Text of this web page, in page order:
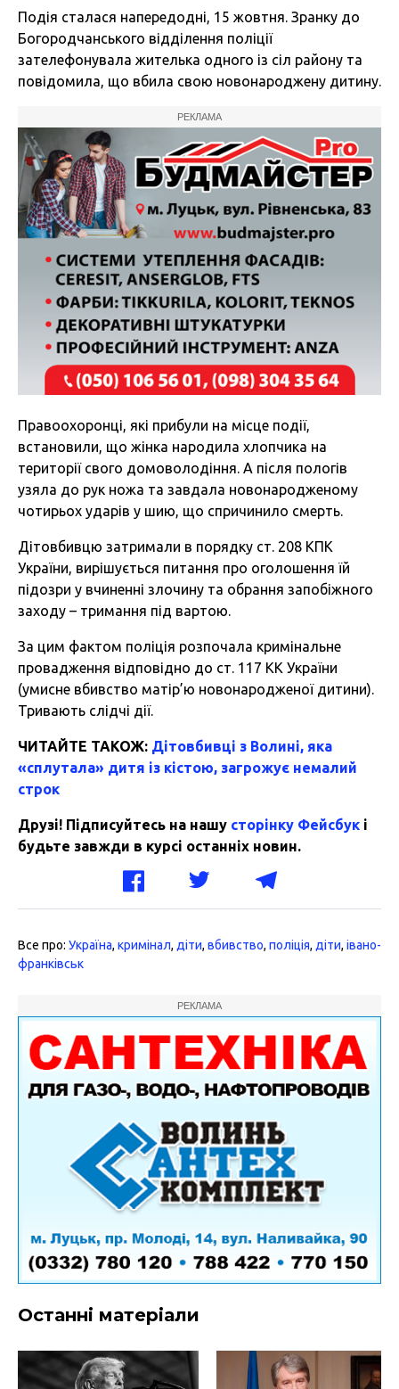
Подія сталася напередодні, 15 жовтня. Зранку до
Богородчанського відділення поліції
зателефонувала жителька одного із сіл району та
повідомила, що вбила свою новонароджену дитину.
РЕКЛАМА
Правоохоронці, які прибули на місце події,
встановили, що жінка народила хлопчика на
території свого домоволодіння. А після пологів
узяла до рук ножа та завдала новонародженому
чотирьох ударів у шию, що спричинило смерть.
Дітовбивцю затримали в порядку ст. 208 КПК
України, вирішується питання про оголошення їй
підозри у вчиненні злочину та обрання запобіжного
заходу – тримання під вартою.
За цим фактом поліція розпочала кримінальне
провадження відповідно до ст. 117 КК України
(умисне вбивство матір’ю новонародженої дитини).
Тривають слідчі дії.
ЧИТАЙТЕ ТАКОЖ: Дітовбивці з Волині, яка
«сплутала» дитя із кістою, загрожує немалий
строк
Друзі! Підписуйтесь на нашу сторінку Фейсбук і
будьте завжди в курсі останніх новин.
Все про: Україна, кримінал, діти, вбивство, поліція, діти, івано-
франківськ
РЕКЛАМА
Останні матеріали